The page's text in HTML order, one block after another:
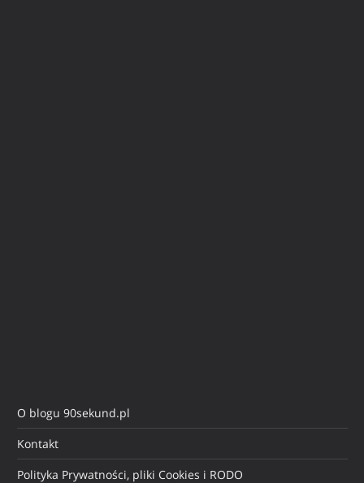
O blogu 90sekund.pl
Kontakt
Polityka Prywatności, pliki Cookies i RODO